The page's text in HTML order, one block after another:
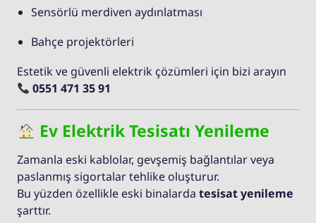
Sensörlü merdiven aydınlatması
Bahçe projektörleri
Estetik ve güvenli elektrik çözümleri için bizi arayın
0551 471 35 91
Ev Elektrik Tesisatı Yenileme
Zamanla eski kablolar, gevşemiş bağlantılar veya
paslanmış sigortalar tehlike oluşturur.
Bu yüzden özellikle eski binalarda tesisat yenileme
şarttır.